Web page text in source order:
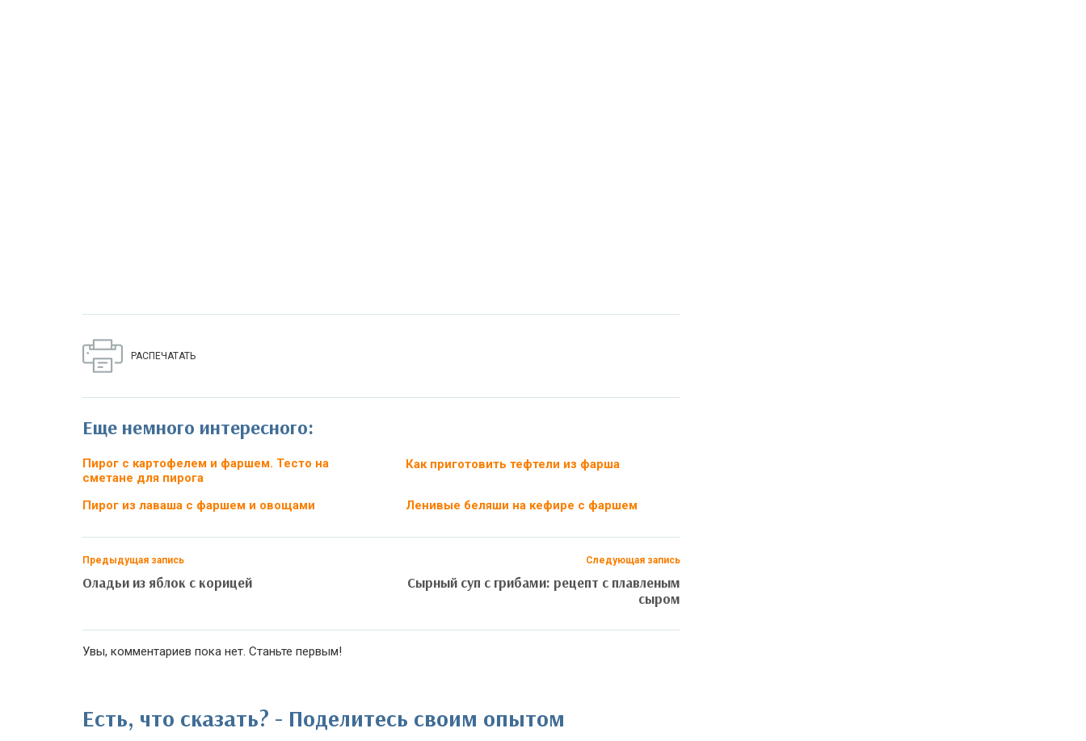
РАСПЕЧАТАТЬ
Еще немного интересного:
Пирог с картофелем и фаршем. Тесто на
сметане для пирога
Как приготовить тефтели из фарша
Пирог из лаваша с фаршем и овощами Ленивые беляши на кефире с фаршем
Предыдущая запись
Оладьи из яблок с корицей
Следующая запись
Сырный суп с грибами: рецепт с плавленым
сыром
Увы, комментариев пока нет. Станьте первым!
Есть, что сказать? - Поделитесь своим опытом